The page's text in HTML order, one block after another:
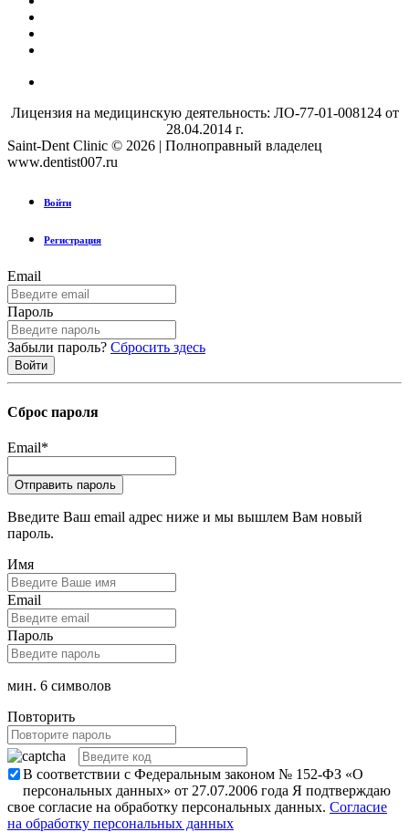
Лицензия на медицинскую деятельность: ЛО-77-01-008124 от
28.04.2014 г.
Saint-Dent Clinic © 2026 | Полноправный владелец
www.dentist007.ru
Войти
Регистрация
Email
Пароль
Забыли пароль? Сбросить здесь
Сброс пароля
Email*
Введите Ваш email адрес ниже и мы вышлем Вам новый
пароль.
Имя
Email
Пароль
мин. 6 символов
Повторить
В соответствии с Федеральным законом № 152-ФЗ «О
персональных данных» от 27.07.2006 года Я подтверждаю
свое согласие на обработку персональных данных. Согласие
на обработку персональных данных